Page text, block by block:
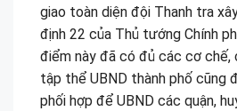
giao toàn diện đội Thanh tra
định 22 của Thủ tướng Chính
điểm này đã có đủ các cơ chế,
tập thể UBND thành phố cũng
phối hợp để UBND các quận,